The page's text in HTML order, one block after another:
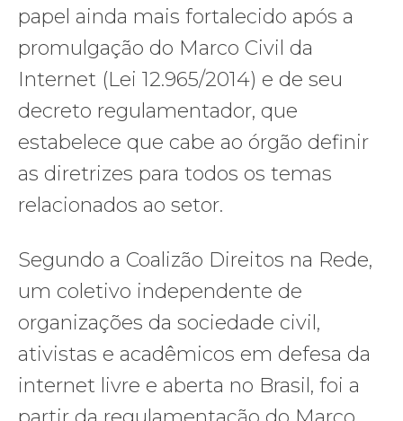
papel ainda mais fortalecido após a
promulgação do Marco Civil da
Internet (Lei 12.965/2014) e de seu
decreto regulamentador, que
estabelece que cabe ao órgão definir
as diretrizes para todos os temas
relacionados ao setor.
Segundo a Coalizão Direitos na Rede,
um coletivo independente de
organizações da sociedade civil,
ativistas e acadêmicos em defesa da
internet livre e aberta no Brasil, foi a